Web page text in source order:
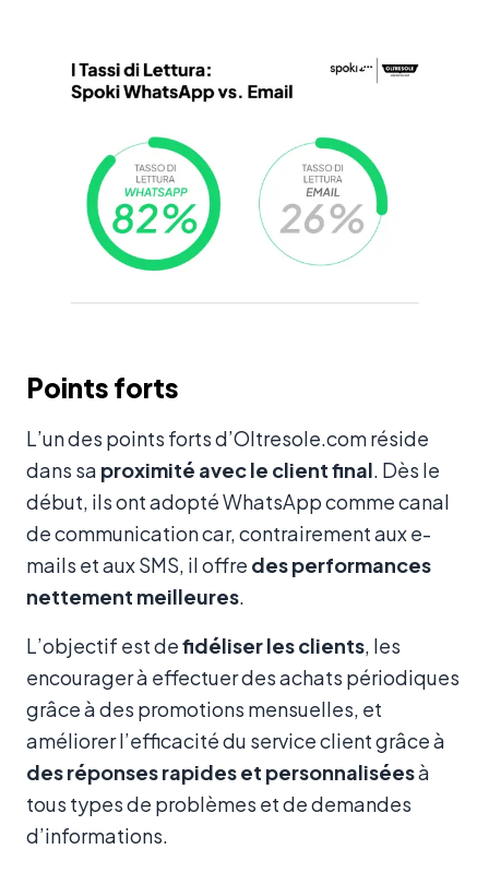
Points forts
L’un des points forts d’Oltresole.com réside
dans sa proximité avec le client final. Dès le
début, ils ont adopté WhatsApp comme canal
de communication car, contrairement aux e-
mails et aux SMS, il offre des performances
nettement meilleures.
L’objectif est defidéliser les clients, les
encourager à effectuer des achats périodiques
grâce à des promotions mensuelles, et
améliorer l’efficacité du service client grâce à
des réponses rapides et personnaliséesà
tous types de problèmes et de demandes
d’informations.